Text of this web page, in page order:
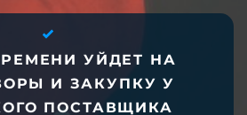
УЙДЕТ НА
И ЗАКУПКУ У
ПОСТАВЩИКА